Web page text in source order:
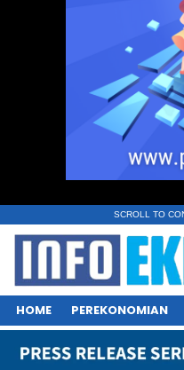
SCROLL TO
HOME PEREKONOMIAN